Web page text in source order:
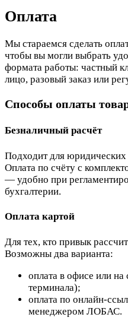
Оплата
Мы стараемся сделать
чтобы вы могли выбрать
формата работы: частный
лицо, разовый заказ или
Способы оплаты
Безналичный расчёт
Подходит для
Оплата по счёту с
— удобно при
бухгалтерии.
Оплата картой
Для тех, кто привык
Возможны два варианта:
оплата в офисе или
терминала);
оплата по онлайн-
менеджером ЛОБАС.